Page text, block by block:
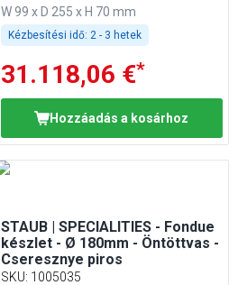
W 99 x D 255 x H 70 mm
Kézbesítési idő: 2 - 3 hetek
31.118,06 €*
Hozzáadás a kosárhoz
STAUB | SPECIALITIES - Fondue
készlet - Ø 180mm - Öntöttvas -
Cseresznye piros
SKU: 1005035